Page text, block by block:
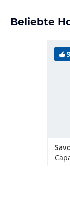
Beliebte